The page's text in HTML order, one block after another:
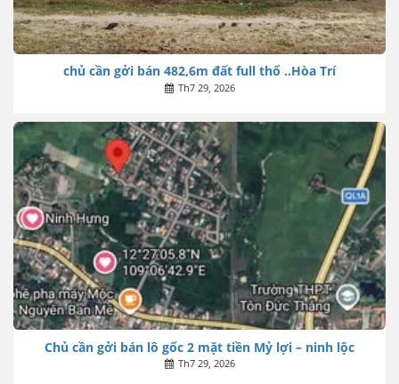
chủ cần gởi bán 482,6m đất full thổ ..Hòa Trí
Th7 29, 2026
Chủ cần gởi bán lô gốc 2 mặt tiền Mỷ lợi – ninh lộc
Th7 29, 2026